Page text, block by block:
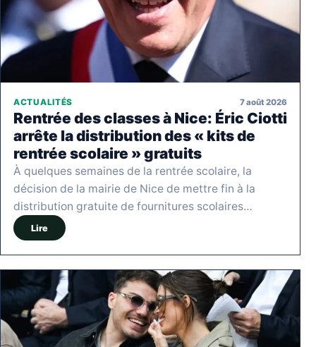
ACTUALITÉS 7 août 2026
Rentrée des classes à Nice: Éric Ciotti
arrête la distribution des « kits de
rentrée scolaire » gratuits
À quelques semaines de la rentrée scolaire, la
décision de la mairie de Nice de mettre fin à la
distribution gratuite de fournitures scolaires…
Lire